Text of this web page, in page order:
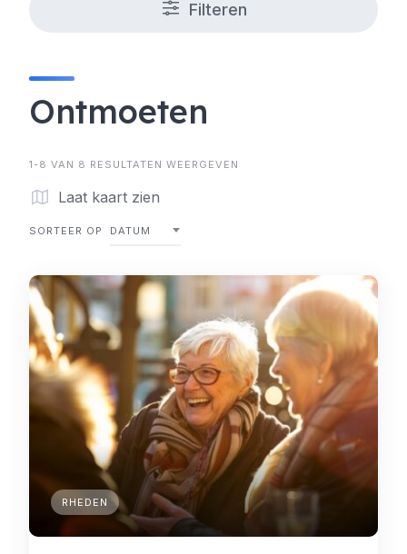
Filteren
Ontmoeten
1-8 VAN 8 RESULTATEN WEERGEVEN
Laat kaart zien
SORTEER OP DATUM
RHEDEN